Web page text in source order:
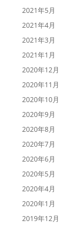
2021年5月
2021年4月
2021年3月
2021年1月
2020年12月
2020年11月
2020年10月
2020年9月
2020年8月
2020年7月
2020年6月
2020年5月
2020年4月
2020年1月
2019年12月